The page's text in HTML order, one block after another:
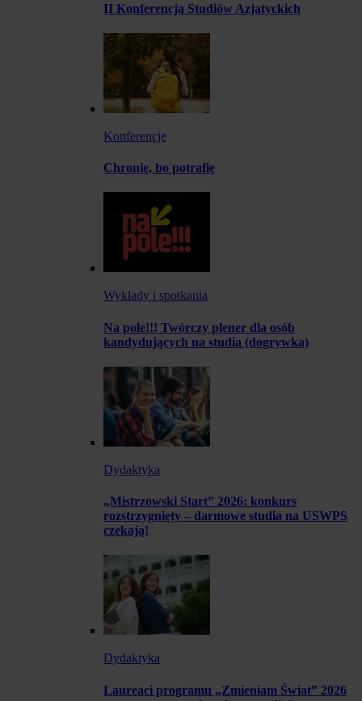
II Konferencja Studiów Azjatyckich
Konferencje
Chronię, bo potrafię
Wykłady i spotkania
Na pole!!! Twórczy plener dla osób
kandydujących na studia (dogrywka)
Dydaktyka
„Mistrzowski Start” 2026: konkurs
rozstrzygnięty – darmowe studia na USWPS
czekają!
Dydaktyka
Laureaci programu „Zmieniam Świat” 2026